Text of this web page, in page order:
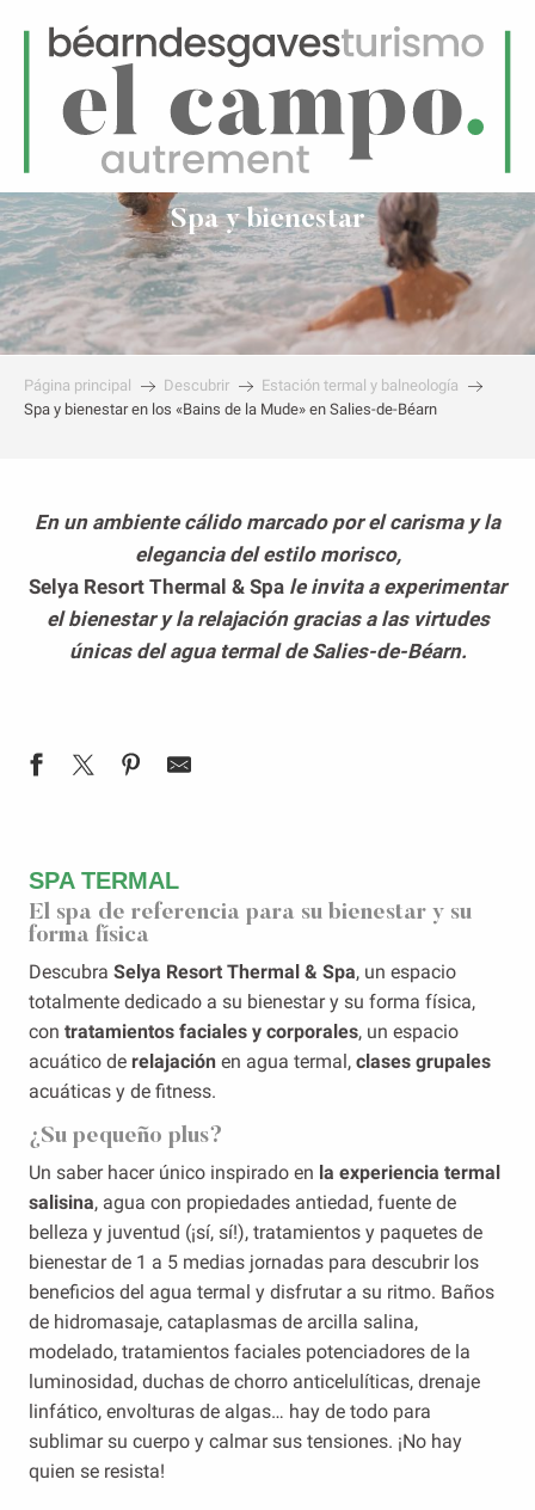
Menú
Spa y bienestar
Página principal Descubrir
Estación termal y balneología
Spa y bienestar en los «Bains de la Mude» en Salies-de-Béarn
En un ambiente cálido marcado por el carisma y la
elegancia del estilo morisco,
Selya Resort Thermal & Spa le invita a experimentar
el bienestar y la relajación gracias a las virtudes
únicas del agua termal de Salies-de-Béarn.
SPA TERMAL
El spa de referencia para su bienestar y su
forma física
Descubra Selya Resort Thermal & Spa, un espacio
totalmente dedicado a su bienestar y su forma física,
con tratamientos faciales y corporales, un espacio
acuático de relajación en agua termal, clases grupales
acuáticas y de fitness.
¿Su pequeño plus?
Un saber hacer único inspirado en la experiencia termal
salisina, agua con propiedades antiedad, fuente de
belleza y juventud (¡sí, sí!), tratamientos y paquetes de
bienestar de 1 a 5 medias jornadas para descubrir los
beneficios del agua termal y disfrutar a su ritmo. Baños
de hidromasaje, cataplasmas de arcilla salina,
modelado, tratamientos faciales potenciadores de la
luminosidad, duchas de chorro anticelulíticas, drenaje
linfático, envolturas de algas… hay de todo para
sublimar su cuerpo y calmar sus tensiones. ¡No hay
quien se resista!